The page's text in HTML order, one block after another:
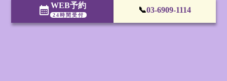
calendar_month WEB予約
24時間受付
📞03-6909-1114